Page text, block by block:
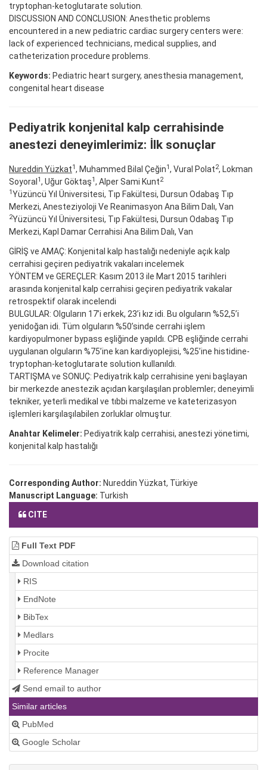
tryptophan-ketoglutarate solution.
DISCUSSION AND CONCLUSION: Anesthetic problems
encountered in a new pediatric cardiac surgery centers were:
lack of experienced technicians, medical supplies, and
catheterization procedure problems.
Keywords: Pediatric heart surgery, anesthesia management,
congenital heart disease
Pediyatrik konjenital kalp cerrahisinde
anestezi deneyimlerimiz: İlk sonuçlar
Nureddin Yüzkat1, Muhammed Bilal Çeğin1, Vural Polat2, Lokman
Soyoral 1, Uğur Göktaş1, Alper Sami Kunt2
1Yüzüncü Yıl Üniversitesi, Tıp Fakültesi, Dursun Odabaş Tıp
Merkezi, Anesteziyoloji Ve Reanimasyon Ana Bilim Dalı, Van
2Yüzüncü Yıl Üniversitesi, Tıp Fakültesi, Dursun Odabaş Tıp
Merkezi, Kapl Damar Cerrahisi Ana Bilim Dalı, Van
GİRİŞ ve AMAÇ: Konjenital kalp hastalığı nedeniyle açık kalp
cerrahisi geçiren pediyatrik vakaları incelemek
YÖNTEM ve GEREÇLER: Kasım 2013 ile Mart 2015 tarihleri
arasında konjenital kalp cerrahisi geçiren pediyatrik vakalar
retrospektif olarak incelendi
BULGULAR: Olguların 17’i erkek, 23’i kız idi. Bu olguların %52,5’i
yenidoğan idi. Tüm olguların %50’sinde cerrahi işlem
kardiyopulmoner bypass eşliğinde yapıldı. CPB eşliğinde cerrahi
uygulanan olguların %75’ine kan kardiyoplejisi, %25’ine histidine-
tryptophan-ketoglutarate solution kullanıldı.
TARTIŞMA ve SONUÇ: Pediyatrik kalp cerrahisine yeni başlayan
bir merkezde anestezik açıdan karşılaşılan problemler; deneyimli
tekniker, yeterli medikal ve tıbbi malzeme ve kateterizasyon
işlemleri karşılaşılabilen zorluklar olmuştur.
Anahtar Kelimeler: Pediyatrik kalp cerrahisi, anestezi yönetimi,
konjenital kalp hastalığı
Corresponding Author: Nureddin Yüzkat, Türkiye
Manuscript Language: Turkish
CITE
Full Text PDF
Download citation
RIS
EndNote
BibTex
Medlars
Procite
Reference Manager
Send email to author
Similar articles
PubMed
Google Scholar